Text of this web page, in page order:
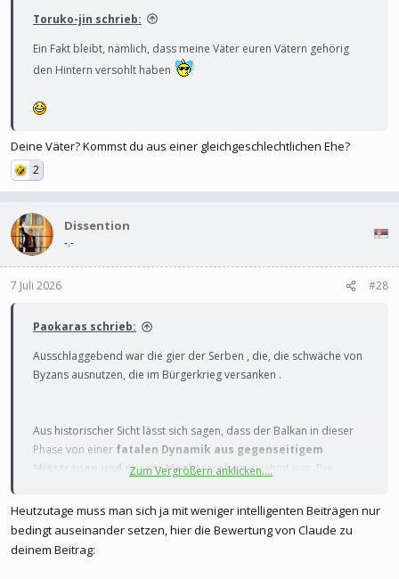
Toruko-jin schrieb:
Ein Fakt bleibt, nämlich, dass meine Väter euren Vätern gehörig
den Hintern versohlt haben
Deine Väter? Kommst du aus einer gleichgeschlechtlichen Ehe?
2
Dissention
-.-
7 Juli 2026 #28
Paokaras schrieb:
Ausschlaggebend war die gier der Serben , die, die schwäche von
Byzans ausnutzen, die im Bürgerkrieg versanken .
Aus historischer Sicht lässt sich sagen, dass der Balkan in dieser
Phase von einer fatalen Dynamik aus gegenseitigem
Misstrauen und purem Machtstrebengelähmt war. Die
Byzantinischen Reiches schadlos aus, unterschätzten dabei aber –
genau wie die Byzantiner selbst – die völlig neue Gefahr aus
Anatolien.
Zum Vergrößern anklicken....
Heutzutage muss man sich ja mit weniger intelligenten Beiträgen nur
bedingt auseinander setzen, hier die Bewertung von Claude zu
deinem Beitrag: